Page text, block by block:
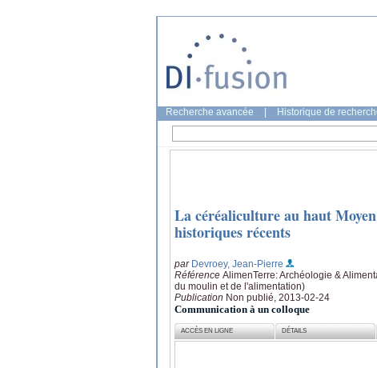
Recherche avancée Historique de
La céréaliculture au haut
historiques récents
par Devroey, Jean-Pierre
Référence AlimenTerre: Archéologie &
du moulin et de l'alimentation)
Publication Non publié, 2013-02-24
Communication à un colloque
ACCÈS EN LIGNE DÉTAILS